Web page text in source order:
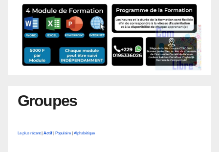
Groupes
Le plus récent | Actif | Populaire | Alphabétique